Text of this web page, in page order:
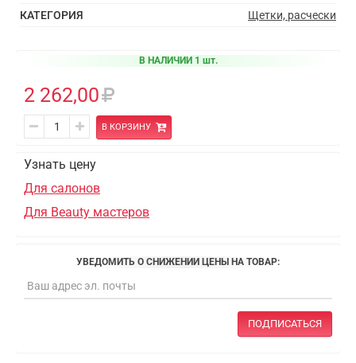
КАТЕГОРИЯ
Щетки, расчески
В НАЛИЧИИ 1 шт.
2 262,00
В КОРЗИНУ
Узнать цену
Для салонов
Для Beauty мастеров
УВЕДОМИТЬ О СНИЖЕНИИ ЦЕНЫ НА ТОВАР:
ПОДПИСАТЬСЯ